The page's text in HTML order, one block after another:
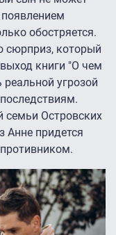
обостряется.
сюрприз, который
книги "О чем
угрозой
семьи Островских
Анне придется